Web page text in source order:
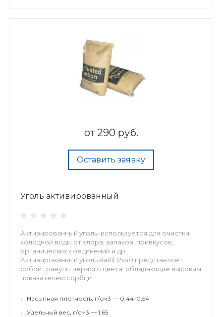
от 290 руб.
Оставить заявку
Уголь активированный
Активированный уголь используется для очистки
холодной воды от хлора, запахов, привкусов,
органических соединений и др.
Активированный уголь Raifil 12x40 представляет
собой гранулы черного цвета, обладающие высоким
показателем сорбци...
•
Насыпная плотность, г/см3 — 0,44-0,54
•
Удельный вес, г/см3 — 1.65